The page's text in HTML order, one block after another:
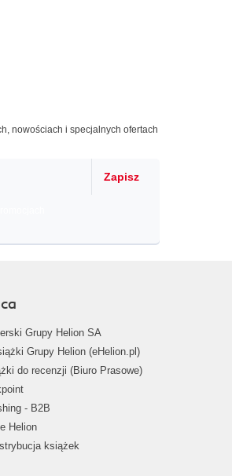
nowościach i specjalnych ofertach
Zapisz
Grupy Helion SA
Grupy Helion (eHelion.pl)
do recenzji (Biuro Prasowe)
- B2B
Helion
książek